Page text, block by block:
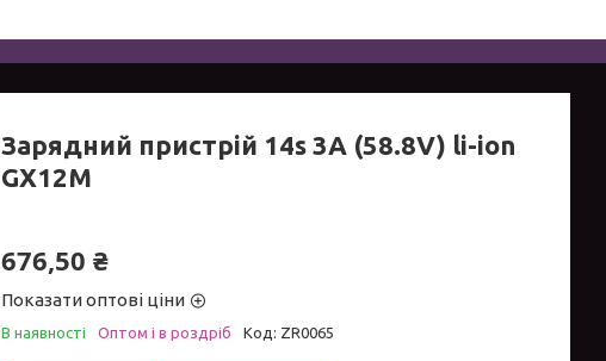
Зарядний пристрій 14s 3A (58.8V) li-ion
GX12M
676,50 ₴
Показати оптові ціни
В наявності Оптом і в роздріб Код: ZR0065